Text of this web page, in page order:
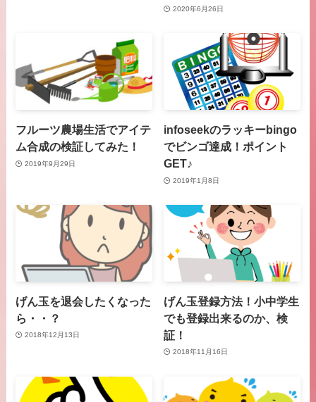
2020年6月26日
フルーツ農場生活でアイテ
ム合成の検証してみた！
2019年9月29日
infoseekのラッキーbingo
でビンゴ達成！ポイント
GET♪
2019年1月8日
げん玉を退会したくなった
ら・・？
2018年12月13日
げん玉登録方法！小中学生
でも登録出来るのか、検
証！
2018年11月16日